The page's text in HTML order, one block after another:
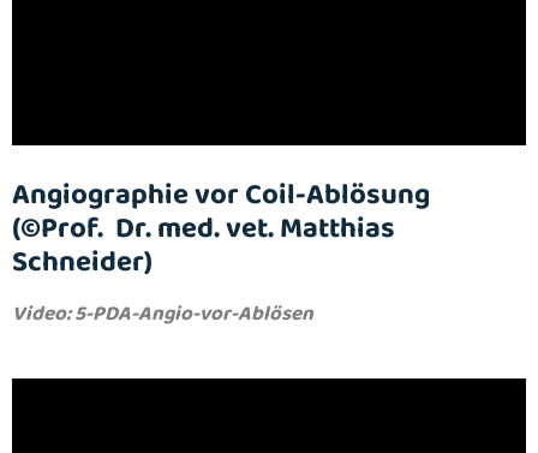
Angiographie vor Coil-Ablösung
(©Prof. Dr. med. vet. Matthias
Schneider)
Video: 5-PDA-Angio-vor-Ablösen